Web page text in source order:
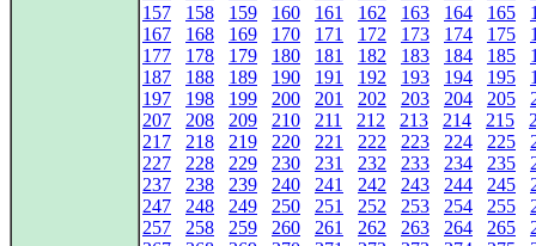
157
158 159 160 161 162 163 164 165
167
168 169 170 171 172 173 174 175
177
178 179 180 181 182 183 184 185
187
188 189 190 191 192 193 194 195
197
198 199 200 201 202 203 204 205
207
208 209 210 211 212 213 214 215
217
218 219 220 221 222 223 224 225
227
228 229 230 231 232 233 234 235
237
238 239 240 241 242 243 244 245
247
248 249 250 251 252 253 254 255
257
258 259 260 261 262 263 264 265